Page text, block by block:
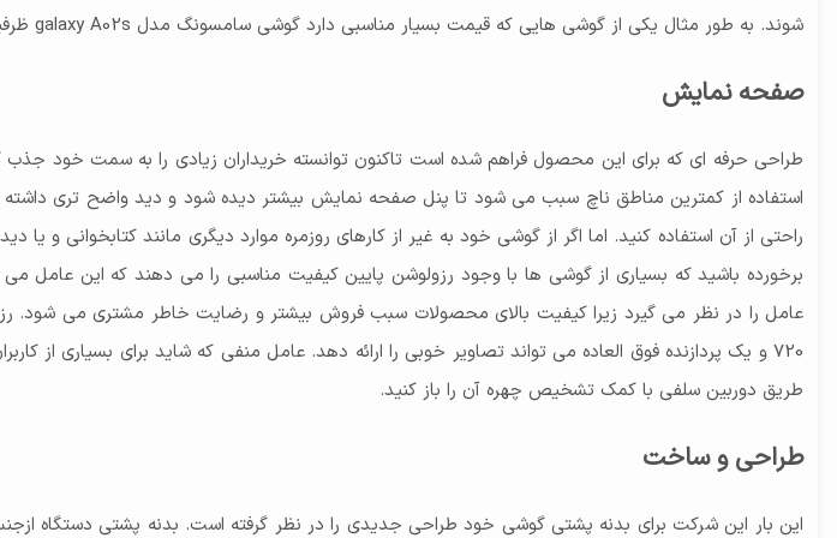
720x1600
بدون دوربین
شوند. به طور مثال یکی از گوشی هایی که قیمت بسیار مناسبی دارد گوشی سامسونگ مدل galaxy A02s ظرفیت 64 گیابایت و رم 4 گیگابایت می باشد که در ادامه آن را مورد تحلیل و بررسی قرار خواهیم داد.
صفحه نمایش
طراحی حرفه ای که برای این محصول فراهم شده است تاکنون توانسته خریداران زیادی را به سمت خود
راحتی از آن استفاده کنید. اما اگر از گوشی خود به غیر از کارهای روزمره موارد دیگری مانند کتابخوانی و
برخورده باشید که بسیاری از گوشی ها با وجود رزولوشن پایین کیفیت مناسبی را می دهند که این عامل
720 و یک پردازنده فوق العاده می تواند تصاویر خوبی را ارائه دهد. عامل منفی که شاید برای بسیاری از
طریق دوربین سلفی با کمک تشخیص چهره آن را باز کنید.
طراحی و ساخت
این بار این شرکت برای بدنه پشتی گوشی خود طراحی جدیدی را در نظر گرفته است. بدنه پشتی دستگاه